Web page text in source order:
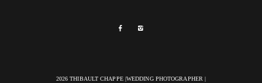
2026 THIBAULT CHAPPE |WEDDING PHOTOGRAPHER |